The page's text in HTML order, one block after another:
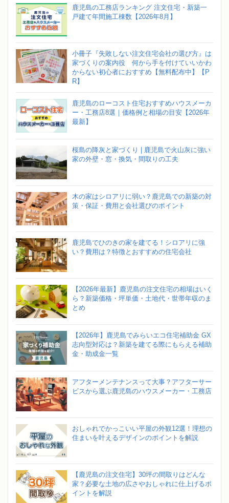
鹿児島の工務店ランキング 注文住宅・新築一
戸建て年間施工棟数【2026年8月】
小冊子『失敗しない注文住宅会社の選び方』は
家づくりの案内役 何から手を付けていいかわ
からない初心者におすすめ【無料配布中】【P
R】
鹿児島のローコスト住宅おすすめハウスメーカ
ー・工務店8選｜価格例と相場の目安【2026年
最新】
桜島の降灰と家づくり | 鹿児島で火山灰に強い
家の外壁・窓・換気・間取りの工夫
木の家はシロアリに弱い？鹿児島での新築の対
策・保証・費用と会社選びのポイント
鹿児島でひのきの家を建てる！シロアリに強
い？費用は？特徴とおすすめの住宅会社
【2026年最新】鹿児島の注文住宅の相場はいく
ら？新築価格・坪単価・土地代・世帯年収のま
とめ
【2026年】鹿児島でみらいエコ住宅補助金 GX
志向型対応は？新築を建てる際にもらえる補助
金・助成金一覧
アフターメンテナンスって大事？アフターサー
ビスから選ぶ鹿児島のハウスメーカー・工務店
おしゃれでかっこいい平屋の外観12選！理想の
住まいを叶えるデザインのポイントを解説
【鹿児島の注文住宅】30坪の間取りはどんな
家？必要な土地の広さやおしゃれに仕上げるポ
イントを解説